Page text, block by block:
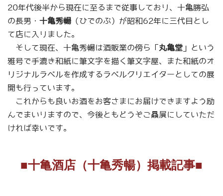
20年代後半から現在に至るまで従事しており、十亀勝弘
の長男・ 十亀秀暢 （ひでのぶ）が昭和62年に三代目とし
て店に入りました。
そして現在、十亀秀暢は酒販業の傍ら「丸亀堂 」という
雅号で手漉き和紙に筆文字を描く筆文字屋、また和紙のオ
リジナルラベルを作成するラベルクリエイターとしての展
開も行っています。
これからも良いお酒をお客さまにお届けできますよう励
んでまいりますので、今後ともどうぞご贔屓にしていただ
ければ幸いです。
■十亀酒店（十亀秀暢）掲載記事■